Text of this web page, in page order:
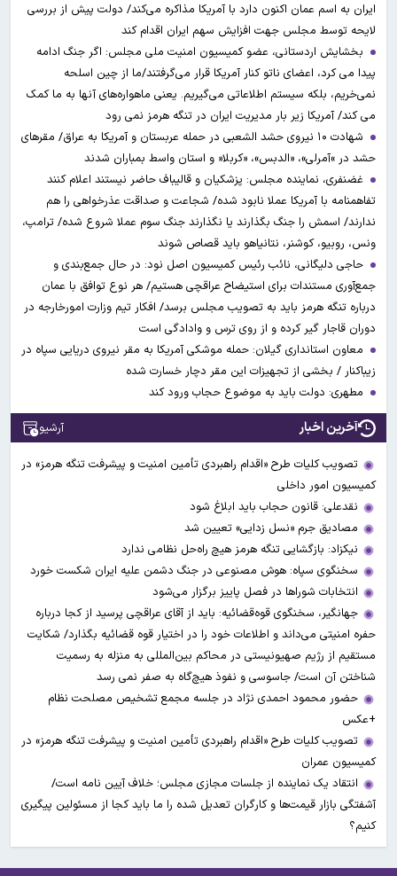
ایران به اسم عمان اکنون دارد با آمریکا مذاکره می‌کند/ دولت پیش از بررسی
لایحه توسط مجلس جهت افزایش سهم ایران اقدام کند
بخشایش اردستانی، عضو کمیسیون امنیت ملی مجلس: اگر جنگ ادامه
پیدا می کرد، اعضای ناتو کنار آمریکا قرار می‌گرفتند/ما از چین اسلحه
نمی‌خریم، بلکه سیستم اطلاعاتی می‌گیریم. یعنی ماهواره‌های آنها به ما کمک
می کند/ آمریکا زیر بار مدیریت ایران در تنگه هرمز نمی رود
شهادت ۱۰ نیروی حشد الشعبی در حمله عربستان و آمریکا به عراق/ مقرهای
حشد در »آمرلی»، «الدبس»، «کربلا« و استان واسط بمباران شدند
غضنفری، نماینده مجلس: پزشکیان و قالیباف حاضر نیستند اعلام کنند
تفاهمنامه با آمریکا عملا نابود شده/ شجاعت و صداقت عذرخواهی را هم
ندارند/ اسمش را جنگ بگذارند یا نگذارند جنگ سوم عملا شروع شده/ ترامپ،
ونس، روبیو، کوشنر، نتانیاهو باید قصاص شوند
حاجی دلیگانی، نائب رئیس کمیسیون اصل نود: در حال جمع‌بندی و
جمع‌آوری مستندات برای استیضاح عراقچی هستیم/ هر نوع توافق با عمان
درباره تنگه هرمز باید به تصویب مجلس برسد/ افکار تیم وزارت امورخارجه در
دوران قاجار گیر کرده و از روی ترس و وادادگی است
معاون استانداری گیلان: حمله موشکی آمریکا به مقر نیروی دریایی سپاه در
زیباکنار / بخشی از تجهیزات این مقر دچار خسارت شده
مطهری: دولت باید به موضوع حجاب ورود کند
آخرین اخبار آرشیو
تصویب کلیات طرح «اقدام راهبردی تأمین امنیت و پیشرفت تنگه هرمز» در
کمیسیون امور داخلی
نقدعلی: قانون حجاب باید ابلاغ شود
مصادیق جرم «نسل زدایی» تعیین شد
نیکزاد: بازگشایی تنگه هرمز هیچ راه‌حل نظامی ندارد
سخنگوی سپاه: هوش مصنوعی در جنگ دشمن علیه ایران شکست خورد
انتخابات شوراها در فصل پاییز برگزار می‌شود
جهانگیر، سخنگوی قوه‌قضائیه: باید از آقای عراقچی پرسید از کجا درباره
حفره امنیتی می‌داند و اطلاعات خود را در اختیار قوه قضائیه بگذارد/ شکایت
مستقیم از رژیم صهیونیستی در محاکم بین‌المللی به منزله به رسمیت
شناختن آن است/ جاسوسی و نفوذ هیچ‌گاه به صفر نمی رسد
حضور محمود احمدی نژاد در جلسه مجمع تشخیص مصلحت نظام
+عکس
تصویب کلیات طرح «اقدام راهبردی تأمین امنیت و پیشرفت تنگه هرمز» در
کمیسیون عمران
انتقاد یک نماینده از جلسات مجازی مجلس؛ خلاف آیین نامه است/
آشفتگی بازار قیمت‌ها و کارگران تعدیل شده را ما باید کجا از مسئولین پیگیری
کنیم؟